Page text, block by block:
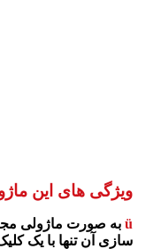
ویژگی­ های این
ü به صورت ماژولی
سازی آن تنها با یک